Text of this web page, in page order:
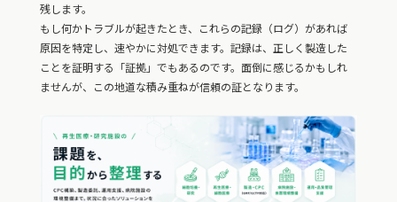
残します。
もし何かトラブルが起きたとき、これらの記録（ログ）があれば
原因を特定し、速やかに対処できます。記録は、正しく製造した
ことを証明する「証拠」でもあるのです。面倒に感じるかもしれ
ませんが、この地道な積み重ねが信頼の証となります。